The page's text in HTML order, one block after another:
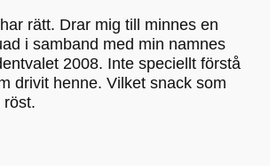
rätt. Drar mig till minnes en
i samband med min namnes
2008. Inte speciellt förstå
drivit henne. Vilket snack som
röst.